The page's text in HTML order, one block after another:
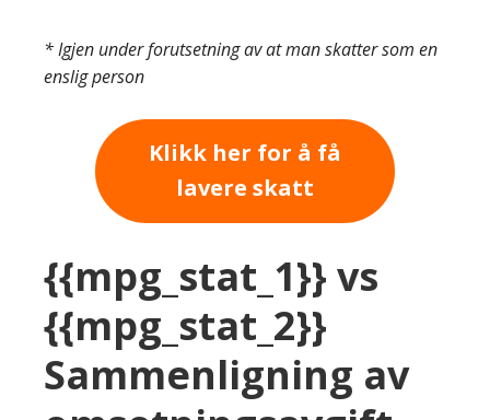
* Igjen under forutsetning av at man skatter som en
enslig person
Klikk her for å få
lavere skatt
{{mpg_stat_1}} vs
{{mpg_stat_2}}
Sammenligning av